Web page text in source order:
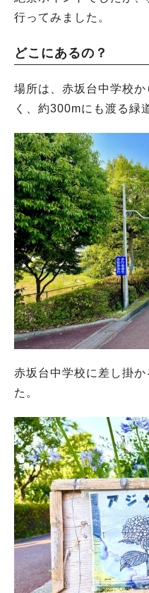
行ってみました。
どこにあるの？
場所は、赤坂台中学校
く、約300mにも渡る緑
赤坂台中学校に差し掛
た。